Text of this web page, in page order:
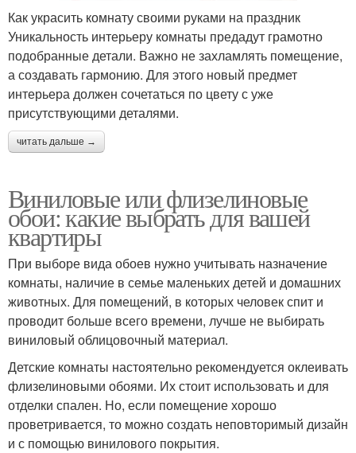
Как украсить комнату своими руками на праздник
Уникальность интерьеру комнаты предадут грамотно
подобранные детали. Важно не захламлять помещение,
а создавать гармонию. Для этого новый предмет
интерьера должен сочетаться по цвету с уже
присутствующими деталями.
читать дальше →
Виниловые или флизелиновые
обои: какие выбрать для вашей
квартиры
При выборе вида обоев нужно учитывать назначение
комнаты, наличие в семье маленьких детей и домашних
животных. Для помещений, в которых человек спит и
проводит больше всего времени, лучше не выбирать
виниловый облицовочный материал.
Детские комнаты настоятельно рекомендуется оклеивать
флизелиновыми обоями. Их стоит использовать и для
отделки спален. Но, если помещение хорошо
проветривается, то можно создать неповторимый дизайн
и с помощью винилового покрытия.